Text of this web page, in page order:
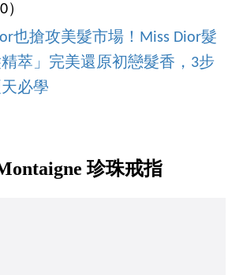
也搶攻美髮市場！Miss Dior髮
萃」完美還原初戀髮香，3步
必學
珍珠戒指